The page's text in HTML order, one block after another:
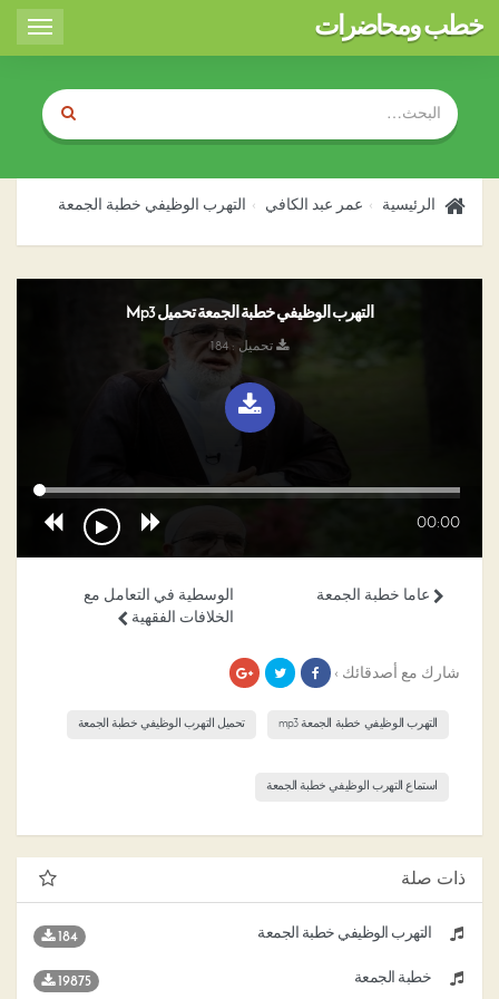
Toggle
خطب ومحاضرات
الرئيسية عمر عبد الكافي التهرب الوظيفي خطبة الجمعة
التهرب الوظيفي خطبة الجمعة تحميل Mp3
تحميل : 184
00:00
الوسطية في التعامل مع
الخلافات الفقهية
عاما خطبة الجمعة
شارك مع أصدقائك ›
التهرب الوظيفي خطبة الجمعة mp3 تحميل التهرب الوظيفي خطبة الجمعة
استماع التهرب الوظيفي خطبة الجمعة
ذات صلة
التهرب الوظيفي خطبة الجمعة 184
خطبة الجمعة 19875